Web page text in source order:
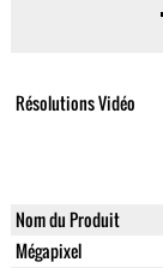
Résolutions Vidéo
Nom du Produit
Mégapixel